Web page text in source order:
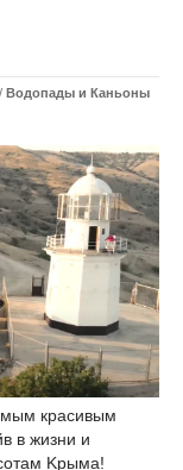
/ Водопады и Каньоны
красивым
в жизни и
Kрыма!